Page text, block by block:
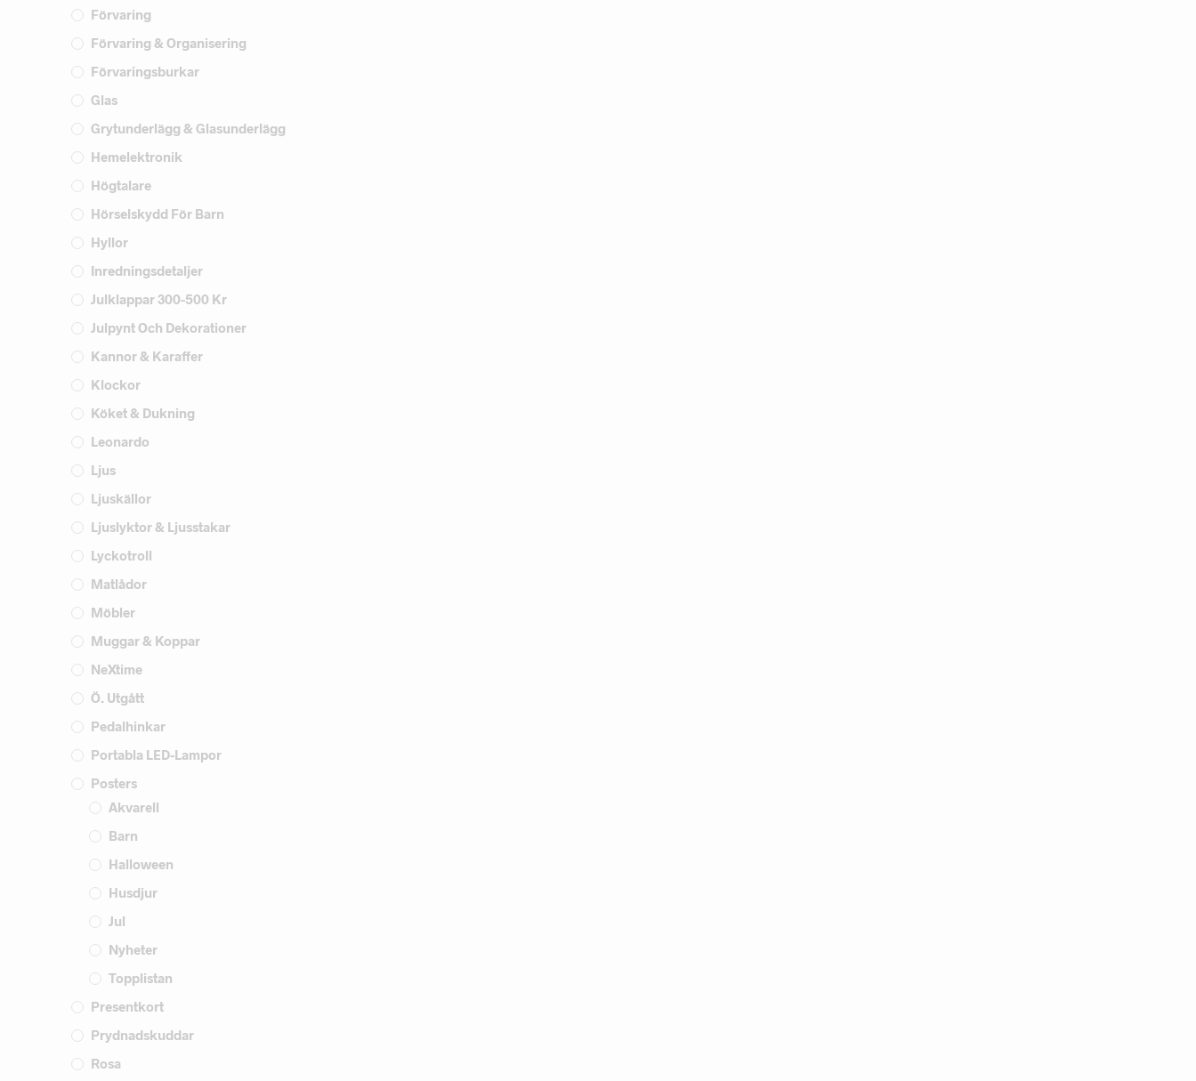
Förvaring
Förvaring & Organisering
Förvaringsburkar
Glas
Grytunderlägg & Glasunderlägg
Hemelektronik
Högtalare
Hörselskydd För Barn
Hyllor
Inredningsdetaljer
Julklappar 300-500 Kr
Julpynt Och Dekorationer
Kannor & Karaffer
Klockor
Köket & Dukning
Leonardo
Ljus
Ljuskällor
Ljuslyktor & Ljusstakar
Lyckotroll
Matlådor
Möbler
Muggar & Koppar
NeXtime
Ö. Utgått
Pedalhinkar
Portabla LED-Lampor
Posters
Akvarell
Barn
Halloween
Husdjur
Jul
Nyheter
Topplistan
Presentkort
Prydnadskuddar
Rosa